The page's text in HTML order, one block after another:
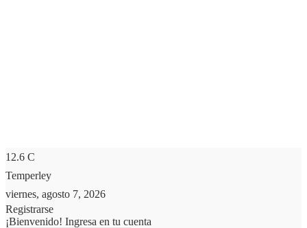
12.6 C
Temperley
viernes, agosto 7, 2026
Registrarse
¡Bienvenido! Ingresa en tu cuenta